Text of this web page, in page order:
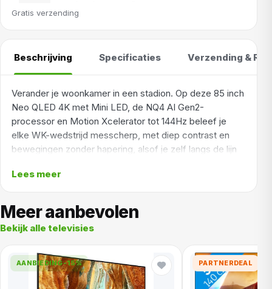
Gratis verzending
Beschrijving Specificaties Verzending &
Verander je woonkamer in een stadion. Op deze 85 inch
Neo QLED 4K met Mini LED, de NQ4 AI Gen2-
processor en Motion Xcelerator tot 144Hz beleef je
elke WK-wedstrijd messcherp, met diep contrast en
bewegingen zonder hapering, alsof je zelf langs de lijn
gewoon je woonkamer in. Op deze Neo QLED 4K zie je
elke grasspriet, elke zweetdruppel en elke knappe
duizenden Quantum Mini LED's en de Quantum Matrix
Technology Slim voor een contrast waarin het zwart
écht zwart is. De NQ4 AI Gen2-processor zet daar
Lees meer
Meer aanbevolen
Bekijk alle televisies
AANBIEDING-15% PARTNERDEAL